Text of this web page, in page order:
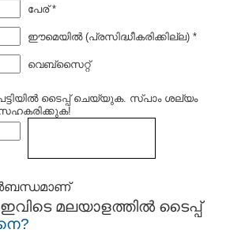
പേര് *
ഈമെയില്‍ (പ്രസിദ്ധീകരിക്കില്ല) *
വെബ്സൈറ്റ്
ടൈപ്പ്‌ ചെയ്യുക. സ്പാം ശല്യം
സഹകരിക്കുക!
മലയാളത്തില്‍ ടൈപ്പ്